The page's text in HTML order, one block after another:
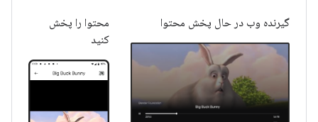
محتوا را پخش
کنید
گیرنده وب در حال پخش محتوا